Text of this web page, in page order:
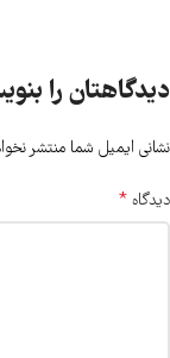
دیدگاهتان را
نشانی ایمیل شما منتشر
دیدگاه *